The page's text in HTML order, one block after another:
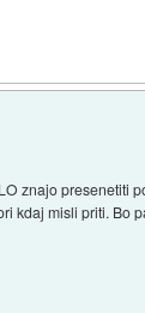
znajo presenetiti
kdaj misli priti. Bo